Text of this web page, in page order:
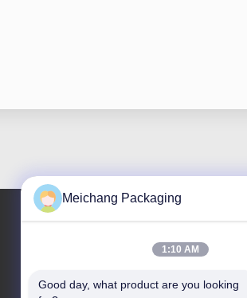
Adres
Meichang Packaging
1:10 AM
Good day, what product are you looking